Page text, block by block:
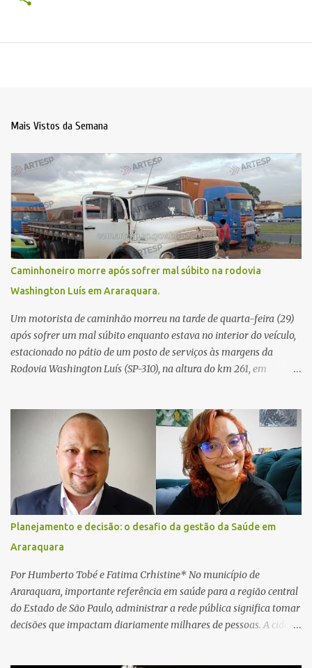
Mais Vistos da Semana
Caminhoneiro morre após sofrer mal súbito na rodovia
Washington Luís em Araraquara.
Um motorista de caminhão morreu na tarde de quarta-feira (29)
após sofrer um mal súbito enquanto estava no interior do veículo,
estacionado no pátio de um posto de serviços às margens da
Rodovia Washington Luís (SP-310), na altura do km 261, em
relatos de que havia um condutor inconsciente dentro de um
caminhão. Equipes de resgate foram rapidamente deslocadas ao
local e encontraram a vítima em parada cardiorrespiratória. Os
socorristas iniciaram imediatamente as manobras de reanimação
cardiopulmonar (RCP), porém, apesar de todos os esforços, o
motorista não respondeu aos procedimentos. Às 17h03, médicos
da Unidade de Suporte Avançado constataram o óbito da vítima.
Fonte: São Carlos Agora
Planejamento e decisão: o desafio da gestão da Saúde em
Araraquara
Por Humberto Tobé e Fatima Crhistine* No município de
Araraquara, importante referência em saúde para a região central
do Estado de São Paulo, administrar a rede pública significa tomar
decisões que impactam diariamente milhares de pessoas. A cidade